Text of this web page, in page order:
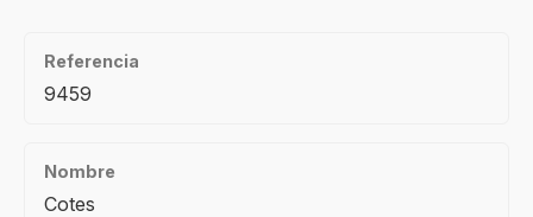
Referencia
9459
Nombre
Cotes